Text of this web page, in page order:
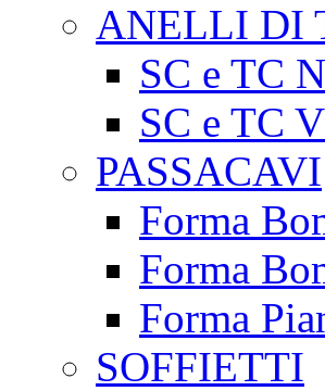
ANELLI DI
SC e TC
SC e TC
PASSACAVI
Forma
Forma
Forma
SOFFIETTI